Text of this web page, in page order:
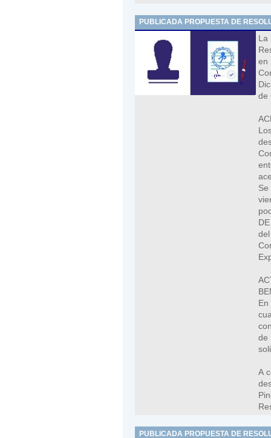
PUBLICADA PROPUESTA DE
La
de
de
A
PUBLICADA PROPUESTA DE